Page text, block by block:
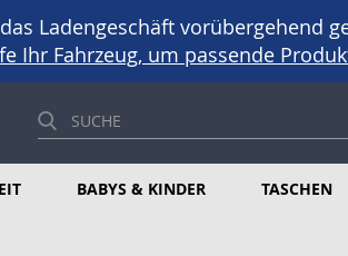
Ladengeschäft vorübergehend
Ihr Fahrzeug, um passende
BABYS & KINDER TASCHEN